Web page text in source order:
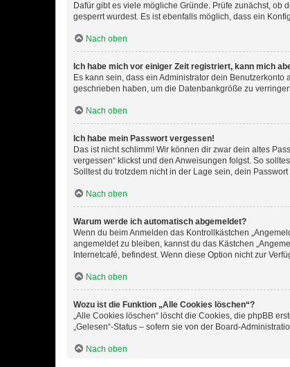
Dafür gibt es viele mögliche Gründe. Prüfe zunächst,
gesperrt wurdest. Es ist ebenfalls möglich, dass ein
Nach oben
Ich habe mich vor einiger Zeit registriert, kann mich
Es kann sein, dass ein Administrator dein
geschrieben haben, um die Datenbankgröße zu
Nach oben
Ich habe mein Passwort vergessen!
Das ist nicht schlimm! Wir können dir zwar dein altes
vergessen“ klickst und den Anweisungen folgst. So
Solltest du trotzdem nicht in der Lage sein, dein
Nach oben
Warum werde ich automatisch abgemeldet?
Wenn du beim Anmelden das Kontrollkästchen
angemeldet zu bleiben, kannst du das Kästchen
Internetcafé, befindest. Wenn diese Option nicht zur
Nach oben
Wozu ist die Funktion „Alle Cookies löschen“?
„Alle Cookies löschen“ löscht die Cookies, die phpBB
„Gelesen“-Status – sofern sie von der Board-
Nach oben